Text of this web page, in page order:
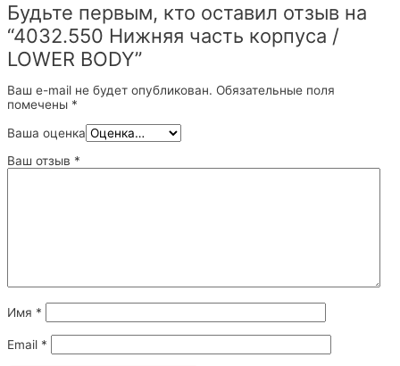
Будьте первым, кто оставил отзыв на
“4032.550 Нижняя часть корпуса /
LOWER BODY”
Ваш e-mail не будет опубликован. Обязательные поля
помечены *
Ваша оценка
Ваш отзыв *
Имя *
Email *